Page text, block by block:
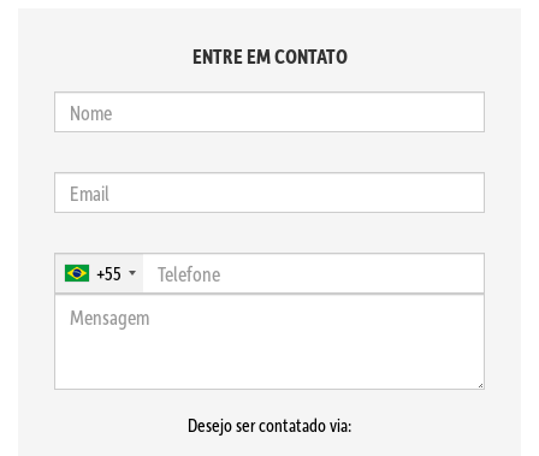
ENTRE EM CONTATO
+55
Desejo ser contatado via: